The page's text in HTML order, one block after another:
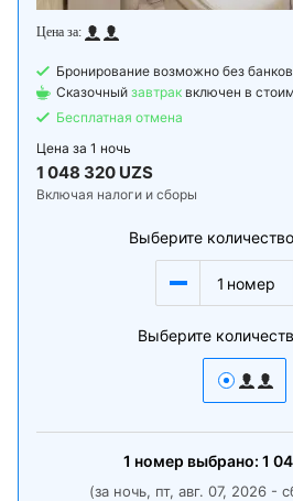
Бронирование возможно без
Сказочный завтрак включен в
Бесплатная отмена
Цена за 1 ночь
1 048 320 UZS
Включая налоги и сборы
Выберите
1 номер
Выберите
1 номер выбрано: 1
(за ночь, пт, авг. 07, 2026 -